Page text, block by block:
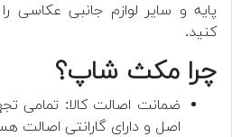
پایه و سایر لوازم جانبی عکاسی
کنید.
چرا مکث شاپ؟
ضمانت اصالت کالا: تمامی
اصل و دارای گارانتی اصالت